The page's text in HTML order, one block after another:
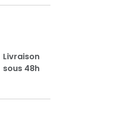
Livraison
sous 48h